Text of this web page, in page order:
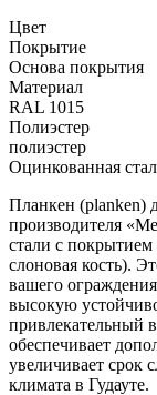
Цвет
Покрытие
Основа покрытия
Материал
RAL 1015
Полиэстер
полиэстер
Оцинкованная
Планкен (planken)
производителя
стали с покрытием
слоновая кость).
вашего
высокую
привлекательный
обеспечивает
увеличивает срок
климата в Гудауте.